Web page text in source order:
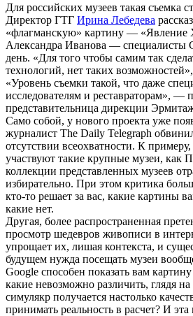
Для российских музеев такая съемка
Директор ГТГ Ирина Лебедева
«флагманскую» картину — «Явление
Александра Иванова — специалисты
день. «Для того чтобы самим так
технологий, нет таких
«Уровень съемки такой, что даже
исследователям и реставраторам», —
представительница дирекции
Само собой, у нового проекта уже
журналист The Daily Telegraph
отсутствии всеохватности. К
участвуют такие крупные музеи, как
коллекции представленных музеев
избирательно. При этом критика
кто-то решает за вас, какие картины
какие нет.
Другая, более распространенная
просмотр шедевров живописи в
упрощает их, лишая контекста, и
будущем нужда посещать музеи
Google способен показать вам
какие невозможно различить, глядя
симулякр получается настолько
принимать реальность в расчет? И